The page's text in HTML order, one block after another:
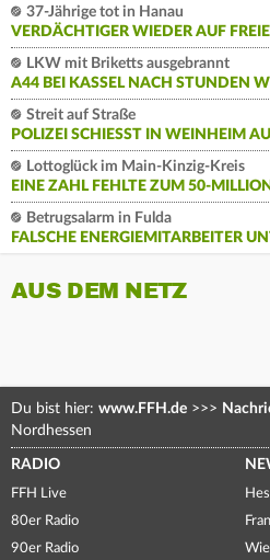
37-Jährige tot in Hanau
VERDÄCHTIGER WIEDER AUF
LKW mit Briketts ausgebrannt
A44 BEI KASSEL NACH STUNDEN
Streit auf Straße
POLIZEI SCHIESST IN WEINHEIM
Lottoglück im Main-Kinzig-Kreis
EINE ZAHL FEHLTE ZUM 50-
Betrugsalarm in Fulda
FALSCHE ENERGIEMITARBEITER
AUS DEM NETZ
Du bist hier: www.FFH.de >>>
Nordhessen
RADIO
FFH Live
80er Radio
90er Radio